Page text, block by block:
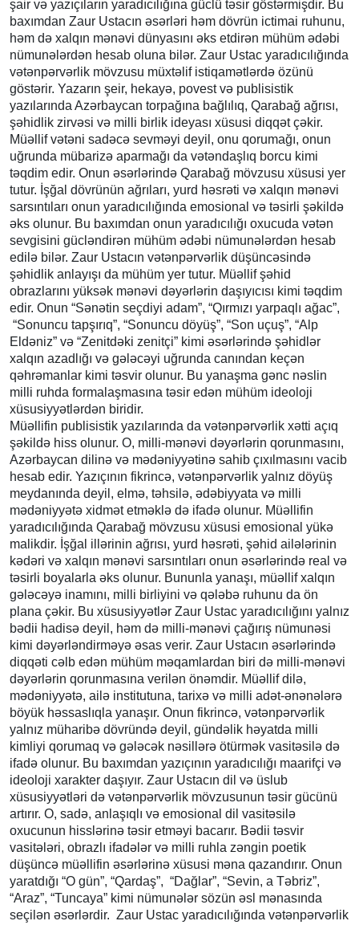
şair və yazıçıların yaradıcılığına güclü təsir göstərmişdir. Bu
baxımdan Zaur Ustacın əsərləri həm dövrün ictimai ruhunu,
həm də xalqın mənəvi dünyasını əks etdirən mühüm ədəbi
nümunələrdən hesab oluna bilər. Zaur Ustac yaradıcılığında
vətənpərvərlik mövzusu müxtəlif istiqamətlərdə özünü
göstərir. Yazarın şeir, hekayə, povest və publisistik
yazılarında Azərbaycan torpağına bağlılıq, Qarabağ ağrısı,
şəhidlik zirvəsi və milli birlik ideyası xüsusi diqqət çəkir.
Müəllif vətəni sadəcə sevməyi deyil, onu qorumağı, onun
uğrunda mübarizə aparmağı da vətəndaşlıq borcu kimi
təqdim edir. Onun əsərlərində Qarabağ mövzusu xüsusi yer
tutur. İşğal dövrünün ağrıları, yurd həsrəti və xalqın mənəvi
sarsıntıları onun yaradıcılığında emosional və təsirli şəkildə
əks olunur. Bu baxımdan onun yaradıcılığı oxucuda vətən
sevgisini gücləndirən mühüm ədəbi nümunələrdən hesab
edilə bilər. Zaur Ustacın vətənpərvərlik düşüncəsində
şəhidlik anlayışı da mühüm yer tutur. Müəllif şəhid
obrazlarını yüksək mənəvi dəyərlərin daşıyıcısı kimi təqdim
edir. Onun “Sənətin seçdiyi adam”, “Qırmızı yarpaqlı ağac”,
“Sonuncu tapşırıq”, “Sonuncu döyüş”, “Son uçuş”, “Alp
Eldəniz” və “Zenitdəki zenitçi” kimi əsərlərində şəhidlər
xalqın azadlığı və gələcəyi uğrunda canından keçən
qəhrəmanlar kimi təsvir olunur. Bu yanaşma gənc nəslin
milli ruhda formalaşmasına təsir edən mühüm ideoloji
xüsusiyyətlərdən biridir.
Müəllifin publisistik yazılarında da vətənpərvərlik xətti açıq
şəkildə hiss olunur. O, milli-mənəvi dəyərlərin qorunmasını,
Azərbaycan dilinə və mədəniyyətinə sahib çıxılmasını vacib
hesab edir. Yazıçının fikrincə, vətənpərvərlik yalnız döyüş
meydanında deyil, elmə, təhsilə, ədəbiyyata və milli
mədəniyyətə xidmət etməklə də ifadə olunur. Müəllifin
yaradıcılığında Qarabağ mövzusu xüsusi emosional yükə
malikdir. İşğal illərinin ağrısı, yurd həsrəti, şəhid ailələrinin
kədəri və xalqın mənəvi sarsıntıları onun əsərlərində real və
təsirli boyalarla əks olunur. Bununla yanaşı, müəllif xalqın
gələcəyə inamını, milli birliyini və qələbə ruhunu da ön
plana çəkir. Bu xüsusiyyətlər Zaur Ustac yaradıcılığını yalnız
bədii hadisə deyil, həm də milli-mənəvi çağırış nümunəsi
kimi dəyərləndirməyə əsas verir. Zaur Ustacın əsərlərində
diqqəti cəlb edən mühüm məqamlardan biri də milli-mənəvi
dəyərlərin qorunmasına verilən önəmdir. Müəllif dilə,
mədəniyyətə, ailə institutuna, tarixə və milli adət-ənənələrə
böyük həssaslıqla yanaşır. Onun fikrincə, vətənpərvərlik
yalnız müharibə dövründə deyil, gündəlik həyatda milli
kimliyi qorumaq və gələcək nəsillərə ötürmək vasitəsilə də
ifadə olunur. Bu baxımdan yazıçının yaradıcılığı maarifçi və
ideoloji xarakter daşıyır. Zaur Ustacın dil və üslub
xüsusiyyətləri də vətənpərvərlik mövzusunun təsir gücünü
artırır. O, sadə, anlaşıqlı və emosional dil vasitəsilə
oxucunun hisslərinə təsir etməyi bacarır. Bədii təsvir
vasitələri, obrazlı ifadələr və milli ruhla zəngin poetik
düşüncə müəllifin əsərlərinə xüsusi məna qazandırır. Onun
yaratdığı “O gün”, “Qardaş”, “Dağlar”, “Sevin, a Təbriz”,
“Araz”, “Tuncaya” kimi nümunələr sözün əsl mənasında
seçilən əsərlərdir. Zaur Ustac yaradıcılığında vətənpərvərlik